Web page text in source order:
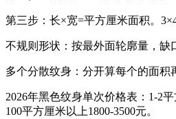
第三步：长×宽=平方厘米面积。
不规则形状：按最外面轮廓量，缺
多个分散纹身：分开算每个的面积
2026年黑色纹身单次价格表：1-2平
100平方厘米以上1800-3500元。